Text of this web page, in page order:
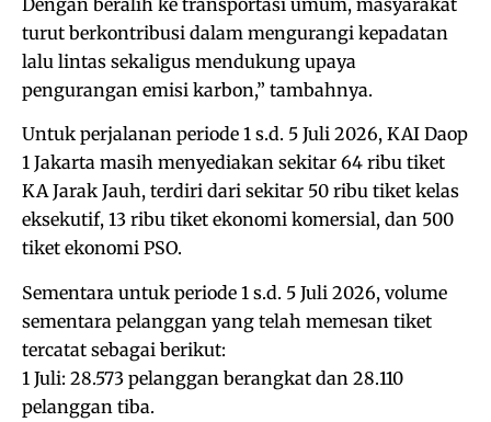
Dengan beralih ke transportasi umum, masyarakat
turut berkontribusi dalam mengurangi kepadatan
lalu lintas sekaligus mendukung upaya
pengurangan emisi karbon,” tambahnya.
Untuk perjalanan periode 1 s.d. 5 Juli 2026, KAI Daop
1 Jakarta masih menyediakan sekitar 64 ribu tiket
KA Jarak Jauh, terdiri dari sekitar 50 ribu tiket kelas
eksekutif, 13 ribu tiket ekonomi komersial, dan 500
tiket ekonomi PSO.
Sementara untuk periode 1 s.d. 5 Juli 2026, volume
sementara pelanggan yang telah memesan tiket
tercatat sebagai berikut:
1 Juli: 28.573 pelanggan berangkat dan 28.110
pelanggan tiba.